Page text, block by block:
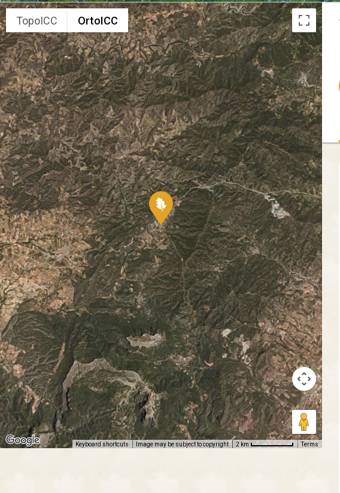
TopoICC OrtoICC
Keyboard shortcuts Image may be subject to copyright 2 km Terms